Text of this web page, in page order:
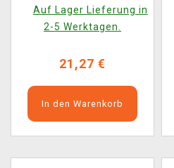
Socken) (Größe M)
Auf Lager Lieferung in
2-5 Werktagen.
21,27 €
In den Warenkorb